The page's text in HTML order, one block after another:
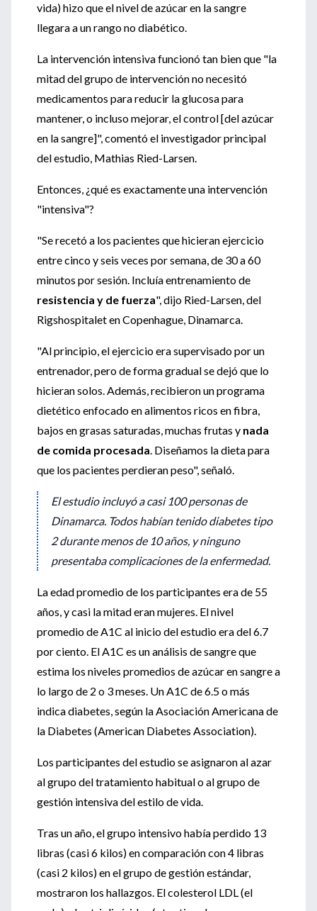
vida) hizo que el nivel de azúcar en la sangre
llegara a un rango no diabético.
La intervención intensiva funcionó tan bien que "la
mitad del grupo de intervención no necesitó
medicamentos para reducir la glucosa para
mantener, o incluso mejorar, el control [del azúcar
en la sangre]", comentó el investigador principal
del estudio, Mathias Ried-Larsen.
Entonces, ¿qué es exactamente una intervención
"intensiva"?
"Se recetó a los pacientes que hicieran ejercicio
entre cinco y seis veces por semana, de 30 a 60
minutos por sesión. Incluía entrenamiento de
resistencia y de fuerza", dijo Ried-Larsen, del
Rigshospitalet en Copenhague, Dinamarca.
"Al principio, el ejercicio era supervisado por un
entrenador, pero de forma gradual se dejó que lo
hicieran solos. Además, recibieron un programa
dietético enfocado en alimentos ricos en fibra,
bajos en grasas saturadas, muchas frutas y nada
de comida procesada. Diseñamos la dieta para
que los pacientes perdieran peso", señaló.
El estudio incluyó a casi 100 personas de
Dinamarca. Todos habían tenido diabetes tipo
2 durante menos de 10 años, y ninguno
presentaba complicaciones de la enfermedad.
La edad promedio de los participantes era de 55
años, y casi la mitad eran mujeres. El nivel
promedio de A1C al inicio del estudio era del 6.7
por ciento. El A1C es un análisis de sangre que
estima los niveles promedios de azúcar en sangre a
lo largo de 2 o 3 meses. Un A1C de 6.5 o más
indica diabetes, según la Asociación Americana de
la Diabetes (American Diabetes Association).
Los participantes del estudio se asignaron al azar
al grupo del tratamiento habitual o al grupo de
gestión intensiva del estilo de vida.
Tras un año, el grupo intensivo había perdido 13
libras (casi 6 kilos) en comparación con 4 libras
(casi 2 kilos) en el grupo de gestión estándar,
mostraron los hallazgos. El colesterol LDL (el